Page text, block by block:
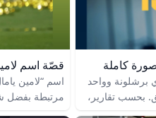
كاملة
برشلونة وواحد
بحسب تقارير،
قصّة اسم
اسم “لامين
مرتبطة بفضل